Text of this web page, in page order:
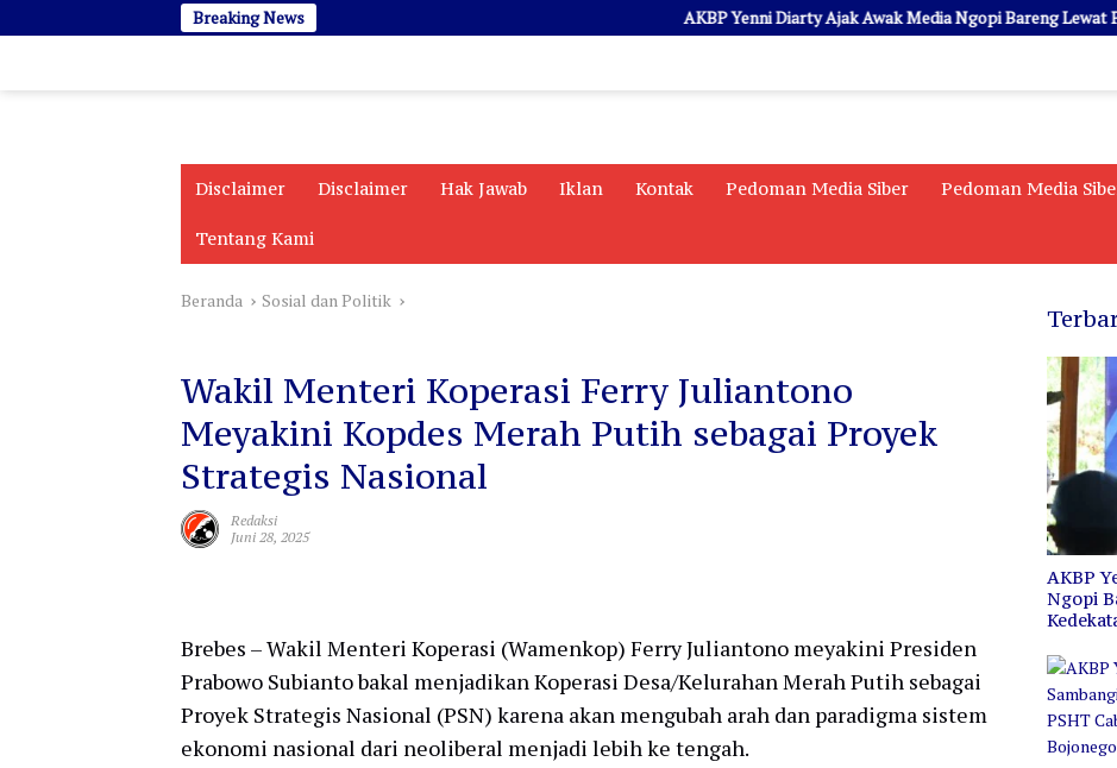
ke
Breaking News AKBP Yenni Diarty Ajak Awak Media Ngopi Bareng Lewat
Disclaimer Disclaimer Hak Jawab Iklan Kontak Pedoman Media Siber Pedoman Media
Tentang Kami
Beranda Sosial dan Politik
Wakil Menteri Koperasi Ferry Juliantono
Meyakini Kopdes Merah Putih sebagai Proyek
Strategis Nasional
Redaksi
Juni 28, 2025
Brebes – Wakil Menteri Koperasi (Wamenkop) Ferry Juliantono meyakini Presiden
Prabowo Subianto bakal menjadikan Koperasi Desa/Kelurahan Merah Putih sebagai
Proyek Strategis Nasional (PSN) karena akan mengubah arah dan paradigma sistem
ekonomi nasional dari neoliberal menjadi lebih ke tengah.
AKBP
Ngopi